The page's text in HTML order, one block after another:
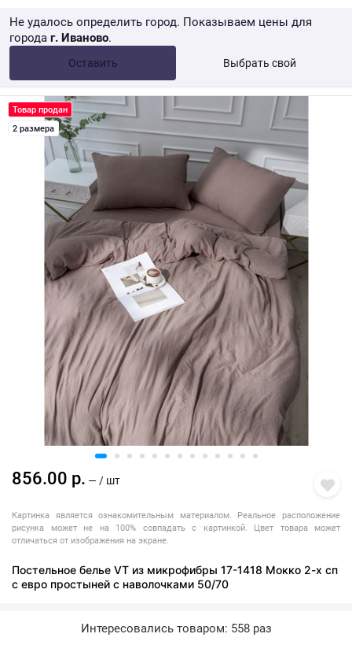
Не удалось определить город. Показываем цены для
города г. Иваново.
Оставить Выбрать свой
от 10 000 ₽ Розница → WB
Товар продан
2 размера
856.00 р. — / шт
Картинка является ознакомительным материалом. Реальное расположение
рисунка может не на 100% совпадать с картинкой. Цвет товара может
отличаться от изображения на экране.
Постельное белье VT из микрофибры 17-1418 Мокко 2-х сп
с евро простыней с наволочками 50/70
Интересовались товаром: 558 раз